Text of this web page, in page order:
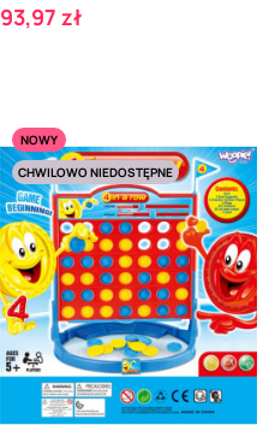
Cena
93,97 zł
NOWY
CHWILOWO NIEDOSTĘPNE